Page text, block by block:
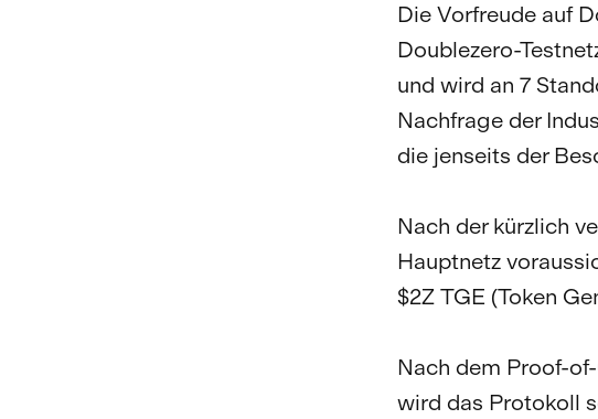
Die Vorfreude auf
Doublezero-
und wird an 7
Nachfrage der
die jenseits der
Nach der kürzlich
Hauptnetz
$2Z TGE (Token
Nach dem Proof-
wird das Protokoll